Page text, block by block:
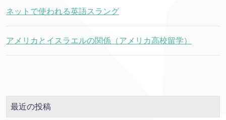
ネットで使われる英語スラング
アメリカとイスラエルの関係（アメリカ高校留学）
最近の投稿